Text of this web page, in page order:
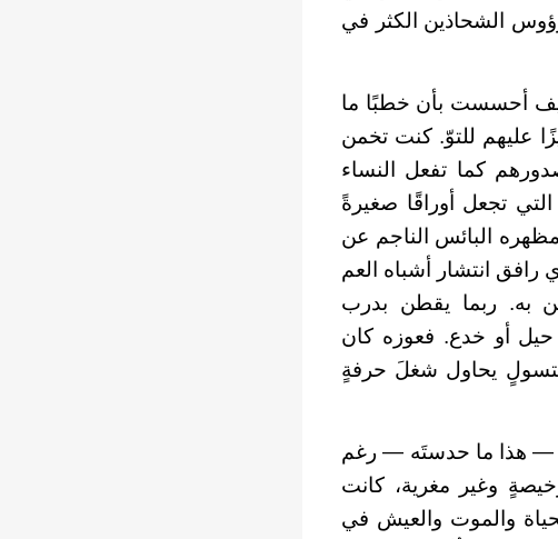
الشحاذين الكثر في
أحسست بأن خطبًا ما
عليهم للتوّ. كنت تخمن
كما تفعل النساء
التي تجعل أوراقًا صغيرةً
البائس الناجم عن
رافق انتشار أشباه العم
به. ربما يقطن بدرب
حيل أو خدع. فعوزه كان
يحاول شغلَ حرفةٍ
— هذا ما حدستَه — رغم
وغير مغرية، كانت
والموت والعيش في